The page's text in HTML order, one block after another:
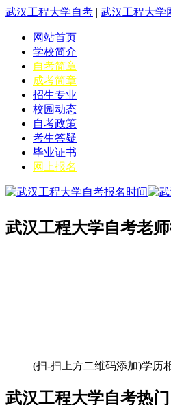
武汉工程大学自考 | 武汉工程大学
网站首页
学校简介
自考简章
成考简章
招生专业
校园动态
自考政策
考生答疑
毕业证书
网上报名
武汉工程大学自考老
(扫-扫上方二维码添加)学历
武汉工程大学自考热门